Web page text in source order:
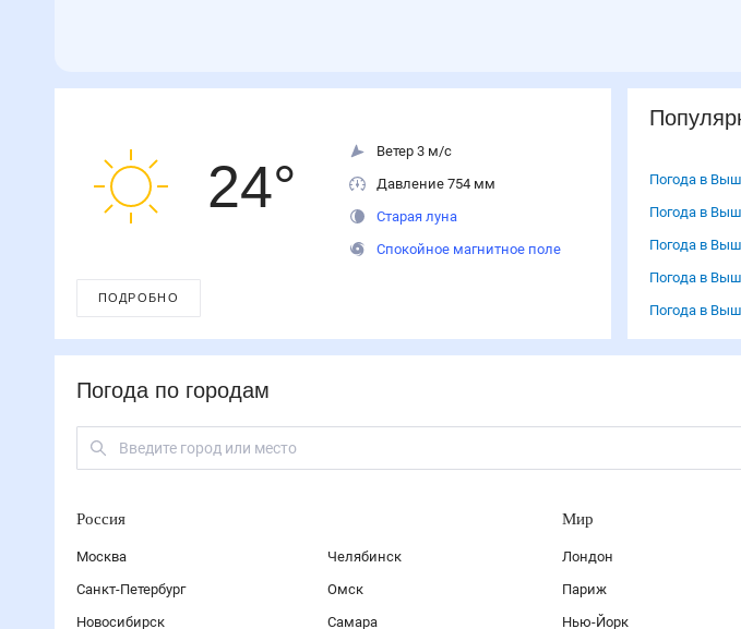
24°
Ветер 3 м/с
Давление 754 мм
Старая луна
Спокойное магнитное поле
ПОДРОБНО
Погода в
Погода в
Погода в
Погода в
Погода в
Погода по городам
Россия
Москва
Санкт-Петербург
Новосибирск
Челябинск
Омск
Самара
Мир
Лондон
Париж
Нью-Йорк